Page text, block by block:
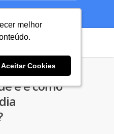
melhor
Aceitar Cookies
melhor
Aceitar Cookies
é e como